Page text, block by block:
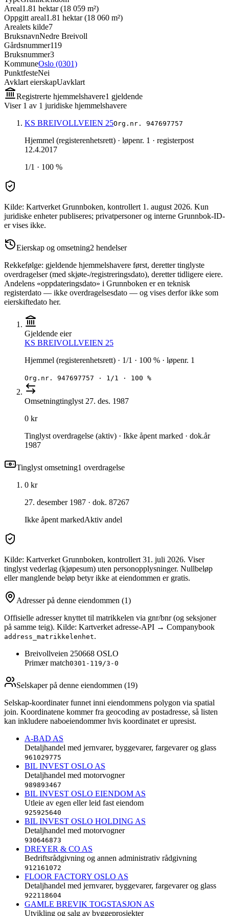
Areal1.81 hektar (18 059 m²)
Oppgitt areal1.81 hektar (18 060 m²)
Arealets kilde7
BruksnavnNedre Breivoll
Gårdsnummer119
Bruksnummer3
KommuneOslo (0301)
PunktfesteNei
Avklart eierskapUavklart
Registrerte hjemmelshavere1 gjeldende
Viser 1 av 1 juridiske hjemmelshavere
KS BREIVOLLVEIEN 25Org.nr. 947697757
Hjemmel (registerenhetsrett) · løpenr. 1 · registerpost
12.4.2017
1/1 · 100 %
Kilde: Kartverket Grunnboken, kontrollert 1. august 2026. Kun
juridiske enheter publiseres; privatpersoner og interne Grunnbok-ID-
er vises ikke.
Eierskap og omsetning2 hendelser
Rekkefølge: gjeldende hjemmelshavere først, deretter tinglyste
overdragelser (med skjøte-/registreringsdato), deretter tidligere eiere.
Andelens «oppdateringsdato» i Grunnboken er en teknisk
registerdato — ikke overdragelsesdato — og vises derfor ikke som
eierskiftedato her.
Gjeldende eier
KS BREIVOLLVEIEN 25
Hjemmel (registerenhetsrett) · 1/1 · 100 % · løpenr. 1
Org.nr. 947697757 · 1/1 · 100 %
Omsetningtinglyst 27. des. 1987
0 kr
Tinglyst overdragelse (aktiv) · Ikke åpent marked · dok.år
1987
Tinglyst omsetning1 overdragelse
0 kr
27. desember 1987 · dok. 87267
Ikke åpent markedAktiv andel
Kilde: Kartverket Grunnboken, kontrollert 31. juli 2026. Viser
tinglyst vederlag (kjøpesum) uten personopplysninger. Nullbeløp
eller manglende beløp betyr ikke at eiendommen er gratis.
Adresser på denne eiendommen (1)
Offisielle adresser knyttet til matrikkelen via gnr/bnr (og seksjoner
på samme teig). Kilde: Kartverket adresse-API → Companybook
address_matrikkelenhet.
Breivollveien 250668 OSLO
Primær match0301-119/3-0
Selskaper på denne eiendommen (19)
Selskap-koordinater funnet inni eiendommens polygon via spatial
join. Koordinatene kommer fra geocoding av postadresse, så listen
kan inkludere naboeiendommer hvis koordinatet er upresist.
A-BAD AS
Detaljhandel med jernvarer, byggevarer, fargevarer og glass
961029775
BIL INVEST OSLO AS
Detaljhandel med motorvogner
989893467
BIL INVEST OSLO EIENDOM AS
Utleie av egen eller leid fast eiendom
925925640
BIL INVEST OSLO HOLDING AS
Detaljhandel med motorvogner
930646873
DREYER & CO AS
Bedriftsrådgivning og annen administrativ rådgivning
912161072
FLOOR FACTORY OSLO AS
Detaljhandel med jernvarer, byggevarer, fargevarer og glass
922118604
GAMLE BREVIK TOGSTASJON AS
Utvikling og salg av byggeprosjekter